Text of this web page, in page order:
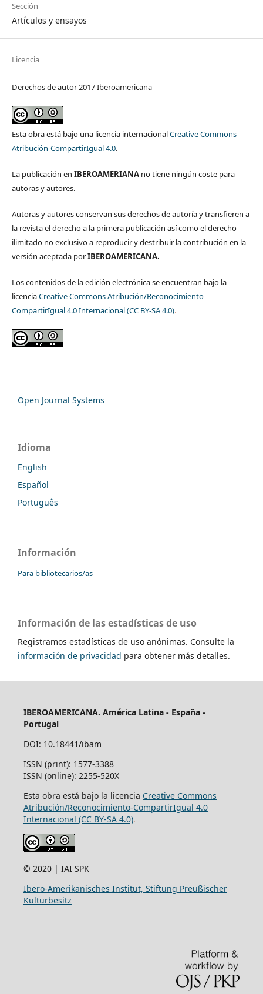
Sección
Artículos y ensayos
Licencia
Derechos de autor 2017 Iberoamericana
Esta obra está bajo una licencia internacionalCreative Commons
Atribución-CompartirIgual 4.0.
La publicación en IBEROAMERIANAno tiene ningún coste para
autoras y autores.
Autoras y autores conservan sus derechos de autoría y transfieren a
la revista el derecho a la primera publicación así como el derecho
ilimitado no exclusivo a reproducir y destribuir la contribución en la
versión aceptada porIBEROAMERICANA.
Los contenidos de la edición electrónica se encuentran bajo la
licenciaCreative Commons Atribución/Reconocimiento-
CompartirIgual 4.0 Internacional (CC BY-SA 4.0).
Open Journal Systems
Idioma
English
Español
Português
Información
Para bibliotecarios/as
Información de las estadísticas de uso
Registramos estadísticas de uso anónimas. Consulte la
información de privacidad para obtener más detalles.
IBEROAMERICANA. América Latina - España -
Portugal
DOI: 10.18441/ibam
ISSN (print): 1577-3388
ISSN (online): 2255-520X
Esta obra está bajo la licencia Creative Commons
Atribución/Reconocimiento-CompartirIgual 4.0
Internacional (CC BY-SA 4.0).
© 2020 | IAI SPK
Ibero-Amerikanisches Institut, Stiftung Preußischer
Kulturbesitz